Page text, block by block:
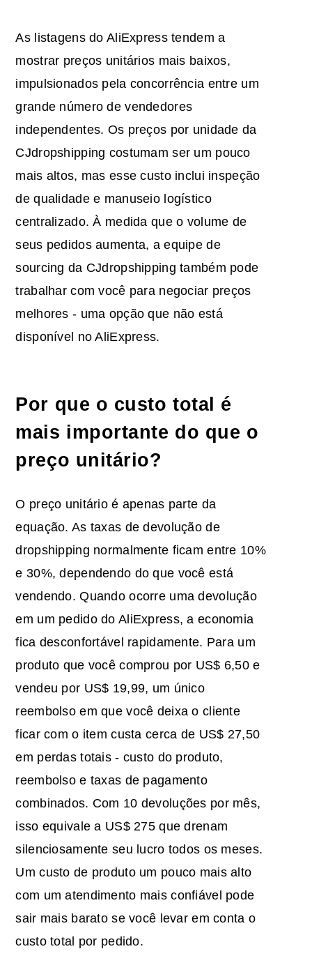
As listagens do AliExpress tendem a
mostrar preços unitários mais baixos,
impulsionados pela concorrência entre um
grande número de vendedores
independentes. Os preços por unidade da
CJdropshipping costumam ser um pouco
mais altos, mas esse custo inclui inspeção
de qualidade e manuseio logístico
centralizado. À medida que o volume de
seus pedidos aumenta, a equipe de
sourcing da CJdropshipping também pode
trabalhar com você para negociar preços
melhores - uma opção que não está
disponível no AliExpress.
Por que o custo total é
mais importante do que o
preço unitário?
O preço unitário é apenas parte da
equação. As taxas de devolução de
dropshipping normalmente ficam entre 10%
e 30%, dependendo do que você está
vendendo. Quando ocorre uma devolução
em um pedido do AliExpress, a economia
fica desconfortável rapidamente. Para um
produto que você comprou por US$ 6,50 e
vendeu por US$ 19,99, um único
reembolso em que você deixa o cliente
ficar com o item custa cerca de US$ 27,50
em perdas totais - custo do produto,
reembolso e taxas de pagamento
combinados. Com 10 devoluções por mês,
isso equivale a US$ 275 que drenam
silenciosamente seu lucro todos os meses.
Um custo de produto um pouco mais alto
com um atendimento mais confiável pode
sair mais barato se você levar em conta o
custo total por pedido.